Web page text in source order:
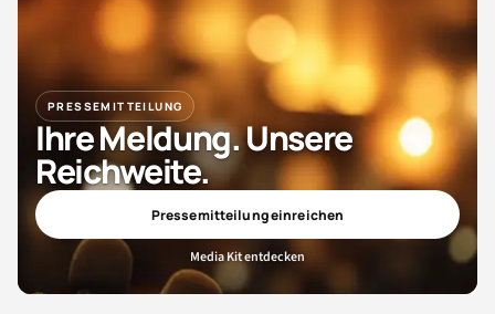
PRESSEMITTEILUNG
Ihre Meldung. Unsere
Reichweite.
Pressemitteilung einreichen
Media Kit entdecken